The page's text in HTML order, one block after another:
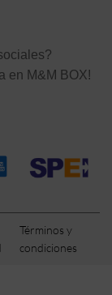
en M&M BOX!
Términos y
condiciones